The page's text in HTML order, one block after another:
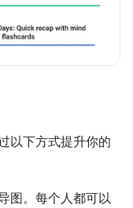
以下方式提升你的
图。每个人都可以